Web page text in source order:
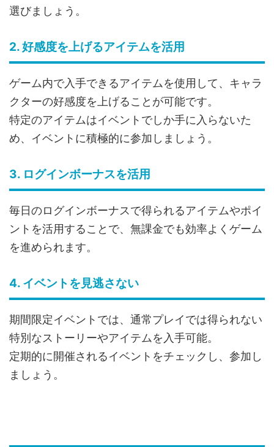
選びましょう。
2. 好感度を上げるアイテムを活用
ゲーム内で入手できるアイテムを使用して、キャラ
クターの好感度を上げることが可能です。
特定のアイテムはイベントでしか手に入らないた
め、イベントに積極的に参加しましょう。
3. ログインボーナスを活用
毎日のログインボーナスで得られるアイテムやポイ
ントを活用することで、無課金でも効率よくゲーム
を進められます。
4. イベントを見逃さない
期間限定イベントでは、通常プレイでは得られない
特別なストーリーやアイテムを入手可能。
定期的に開催されるイベントをチェックし、参加し
ましょう。